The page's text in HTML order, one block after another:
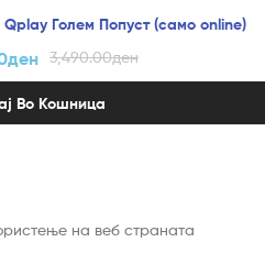
Голем Попуст (само online)
3,490.00ден
ден
Во Кошница
на веб страната